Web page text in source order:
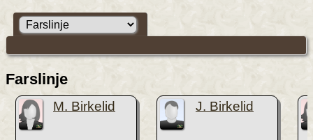
Farslinje
M. Birkelid J. Birkelid